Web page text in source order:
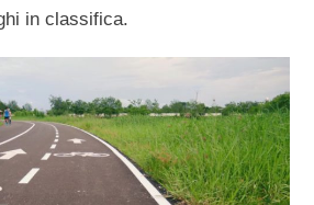
in classifica.